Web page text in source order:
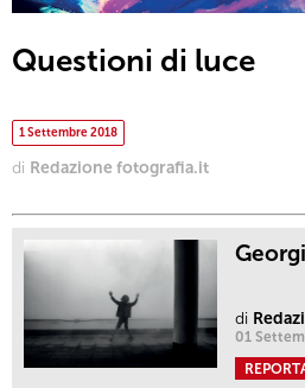
Questioni di luce
1 Settembre 2018
di Redazione fotografia.it
di
01